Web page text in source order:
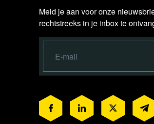
Meld je aan voor onze
rechtstreeks in je inbox te